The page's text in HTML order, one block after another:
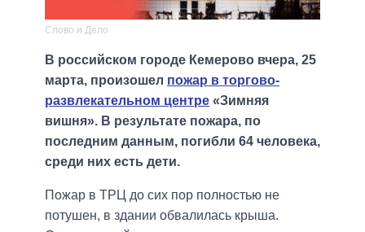
Слово и Дело
В российском городе Кемерово вчера, 25
марта, произошел пожар в торгово-
развлекательном центре «Зимняя
вишня». В результате пожара, по
последним данным, погибли 64 человека,
среди них есть дети.
Пожар в ТРЦ до сих пор полностью не
потушен, в здании обвалилась крыша.